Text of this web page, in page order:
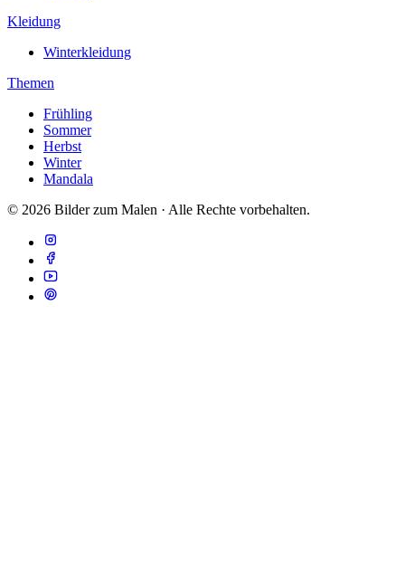
Kleidung
Winterkleidung
Themen
Frühling
Sommer
Herbst
Winter
Mandala
© 2026 Bilder zum Malen · Alle Rechte vorbehalten.